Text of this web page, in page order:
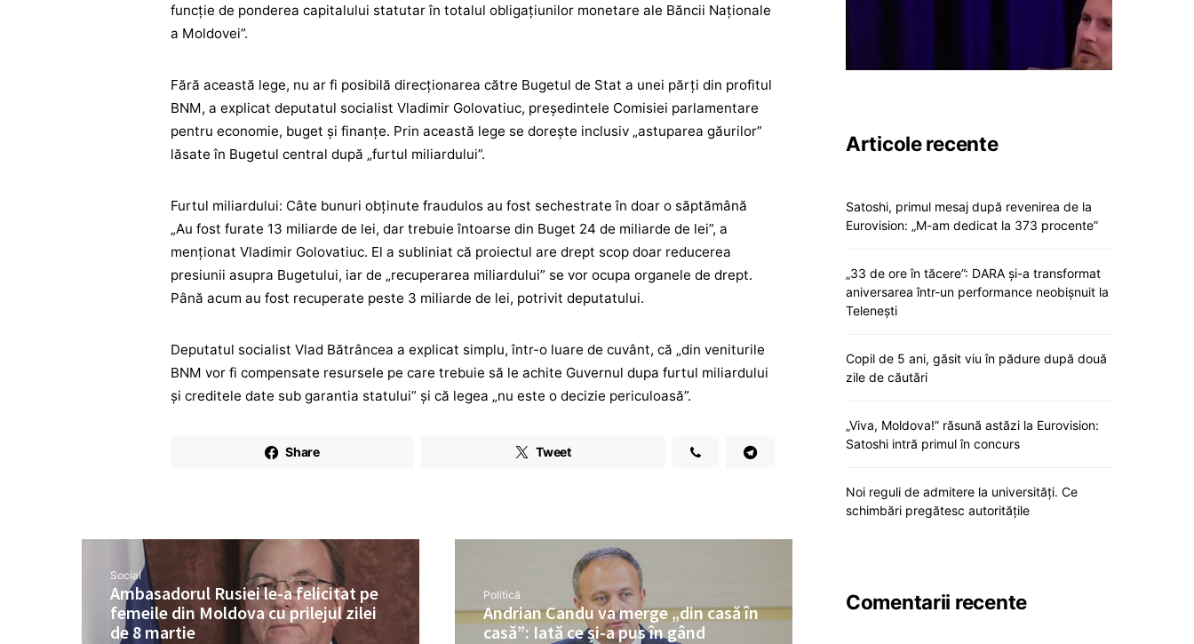
funcție de ponderea capitalului statutar în totalul obligațiunilor monetare ale Băncii Naționale
a Moldovei”.
Fără această lege, nu ar fi posibilă direcționarea către Bugetul de Stat a unei părți din profitul
BNM, a explicat deputatul socialist Vladimir Golovatiuc, președintele Comisiei parlamentare
pentru economie, buget şi finanţe. Prin această lege se dorește inclusiv „astuparea găurilor”
lăsate în Bugetul central după „furtul miliardului”.
Furtul miliardului: Câte bunuri obținute fraudulos au fost sechestrate în doar o săptămână
„Au fost furate 13 miliarde de lei, dar trebuie întoarse din Buget 24 de miliarde de lei”, a
menționat Vladimir Golovatiuc. El a subliniat că proiectul are drept scop doar reducerea
presiunii asupra Bugetului, iar de „recuperarea miliardului” se vor ocupa organele de drept.
Până acum au fost recuperate peste 3 miliarde de lei, potrivit deputatului.
Deputatul socialist Vlad Bătrâncea a explicat simplu, într-o luare de cuvânt, că „din veniturile
BNM vor fi compensate resursele pe care trebuie să le achite Guvernul dupa furtul miliardului
și creditele date sub garantia statului” și că legea „nu este o decizie periculoasă”.
Share Tweet
Social
Ambasadorul Rusiei le-a felicitat pe
femeile din Moldova cu prilejul zilei
de 8 martie
Politică
Andrian Candu va merge „din casă în
casă”: Iată ce și-a pus în gând
Articole recente
Satoshi, primul mesaj după revenirea de la
Eurovision: „M-am dedicat la 373 procente”
„33 de ore în tăcere”: DARA și-a transformat
aniversarea într-un performance neobișnuit la
Telenești
Copil de 5 ani, găsit viu în pădure după două
zile de căutări
„Viva, Moldova!” răsună astăzi la Eurovision:
Satoshi intră primul în concurs
Noi reguli de admitere la universități. Ce
schimbări pregătesc autoritățile
Comentarii recente